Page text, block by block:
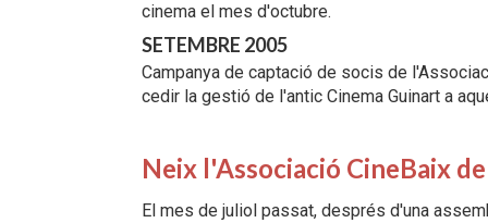
cinema el mes d'octubre.
SETEMBRE 2005
Campanya de captació de socis de
cedir la gestió de l'antic Cinema Guinart a
Neix l'Associació CineBaix
El mes de juliol passat, després d'una